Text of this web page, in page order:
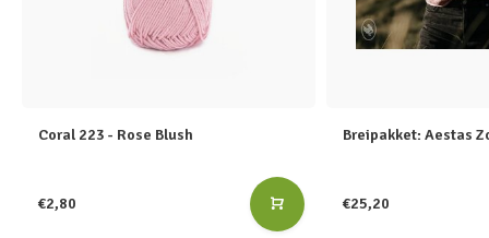
Coral 223 - Rose Blush
€2,80
Breipakket: Aestas
€25,20